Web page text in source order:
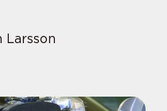
Larsson